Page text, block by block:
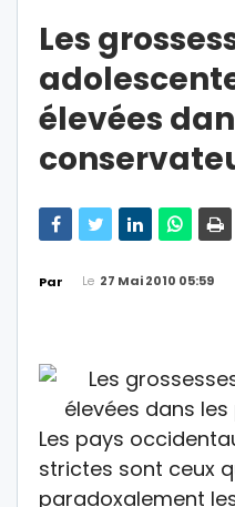
Les
élevées
Par Le 27 Mai 2010 05:59
Les pays
strictes sont ceux
paradoxalement